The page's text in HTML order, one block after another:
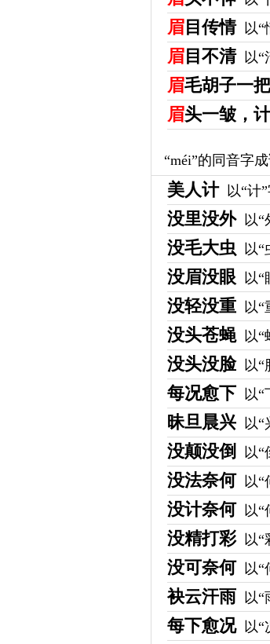
眉 目传情 以“
眉 目不清 以“
眉毛胡子一
眉头一皱，
“méi”的同音字
美人计 以“计
没里没外 以“
没毛大虫 以“
没眉没眼 以“
没轻没重 以“
没头苍蝇 以“
没头没脸 以“
每况愈下 以“
昧旦晨兴 以“
没颠没倒 以“
没法奈何 以“
没计奈何 以“
没精打彩 以“
没可奈何 以“
袂云汗雨 以“
每下愈况 以“